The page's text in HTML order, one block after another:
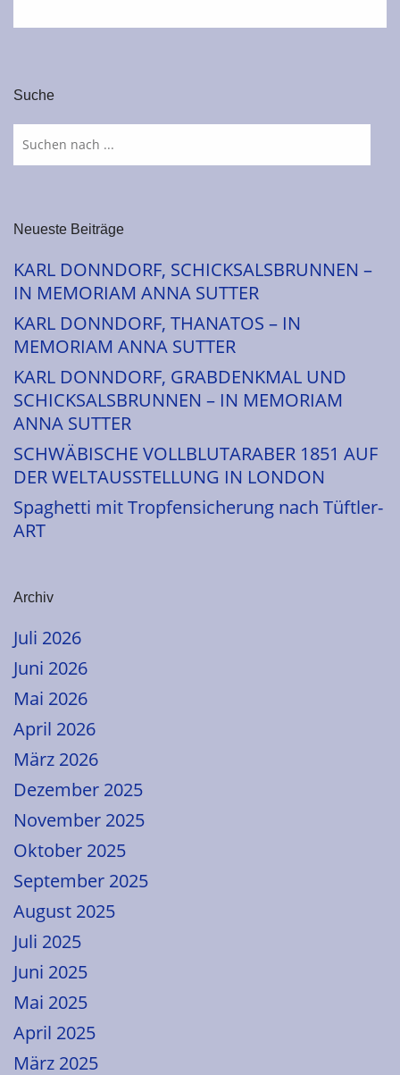
Suche
Neueste Beiträge
KARL DONNDORF, SCHICKSALSBRUNNEN –
IN MEMORIAM ANNA SUTTER
KARL DONNDORF, THANATOS – IN
MEMORIAM ANNA SUTTER
KARL DONNDORF, GRABDENKMAL UND
SCHICKSALSBRUNNEN – IN MEMORIAM
ANNA SUTTER
SCHWÄBISCHE VOLLBLUTARABER 1851 AUF
DER WELTAUSSTELLUNG IN LONDON
Spaghetti mit Tropfensicherung nach Tüftler-
ART
Archiv
Juli 2026
Juni 2026
Mai 2026
April 2026
März 2026
Dezember 2025
November 2025
Oktober 2025
September 2025
August 2025
Juli 2025
Juni 2025
Mai 2025
April 2025
März 2025